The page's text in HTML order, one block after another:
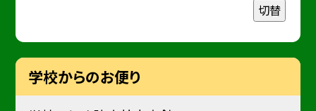
切替
学校からのお便り